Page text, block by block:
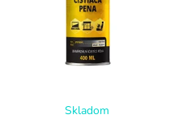
Skladom